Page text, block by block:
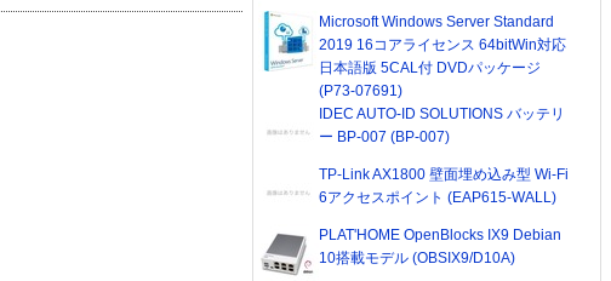
Microsoft Windows Server Standard
2019 16コアライセンス 64bitWin対応
日本語版 5CAL付 DVDパッケージ
(P73-07691)
IDEC AUTO-ID SOLUTIONS バッテリ
ー BP-007 (BP-007)
TP-Link AX1800 壁面埋め込み型 Wi-Fi
6アクセスポイント (EAP615-WALL)
PLAT'HOME OpenBlocks IX9 Debian
10搭載モデル (OBSIX9/D10A)